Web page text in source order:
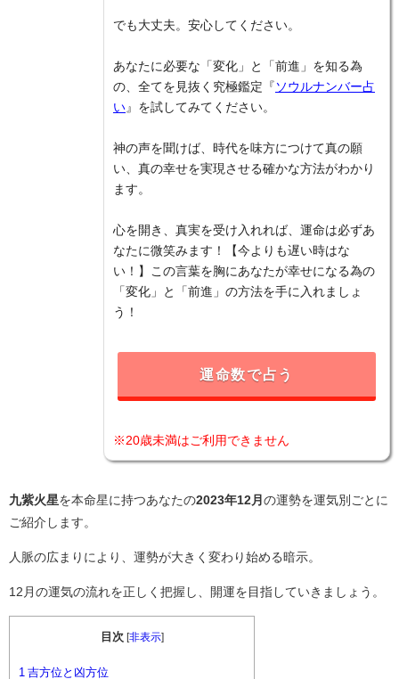
でも大丈夫。安心してください。
あなたに必要な「変化」と「前進」を知る為
の、全てを見抜く究極鑑定『 ソウルナンバー占
い 』を試してみてください。
神の声を聞けば、時代を味方につけて真の願
い、真の幸せを実現させる確かな方法がわかり
ます。
心を開き、真実を受け入れれば、運命は必ずあ
なたに微笑みます！【今よりも遅い時はな
い！】この言葉を胸にあなたが幸せになる為の
「変化」と「前進」の方法を手に入れましょ
う！
運命数で占う
※20歳未満はご利用できません
九紫火星を本命星に持つあなたの2023年12月 の運勢を運気別ごとに
ご紹介します。
人脈の広まりにより、運勢が大きく変わり始める暗示。
12月の運気の流れを正しく把握し、開運を目指していきましょう。
目次 非表示]
1 吉方位と凶方位